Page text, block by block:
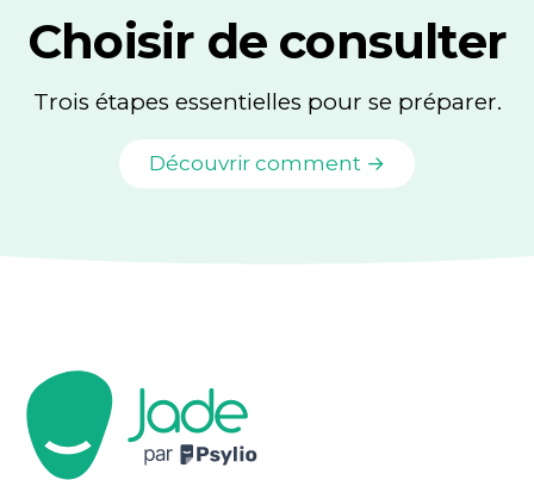
Choisir de consulter
Trois étapes essentielles pour se préparer.
Découvrir comment →